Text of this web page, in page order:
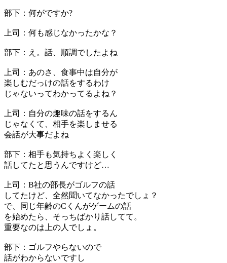
部下：何がですか?
上司：何も感じなかったかな？
部下：え。話、順調でしたよね
上司：あのさ、食事中は自分が
楽しむだっけの話をするわけ
じゃないってわかってるよね？
上司：自分の趣味の話をするん
じゃなくて、相手を楽しませる
会話が大事だよね
部下：相手も気持ちよく楽しく
話してたと思うんですけど…
上司：B社の部長がゴルフの話
してたけど、全然聞いてなかったでしょ？
で、同じ年齢のCくんがゲームの話
を始めたら、そっちばかり話してて。
重要なのは上の人でしょ。
部下：ゴルフやらないので
話がわからないですし